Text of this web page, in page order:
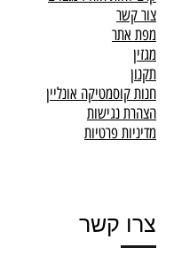
צור קשר
מפת אתר
מגזין
תקנון
חנות קוסמטיקה אונליין
הצהרת נגישות
מדיניות פרטיות
צרו קשר